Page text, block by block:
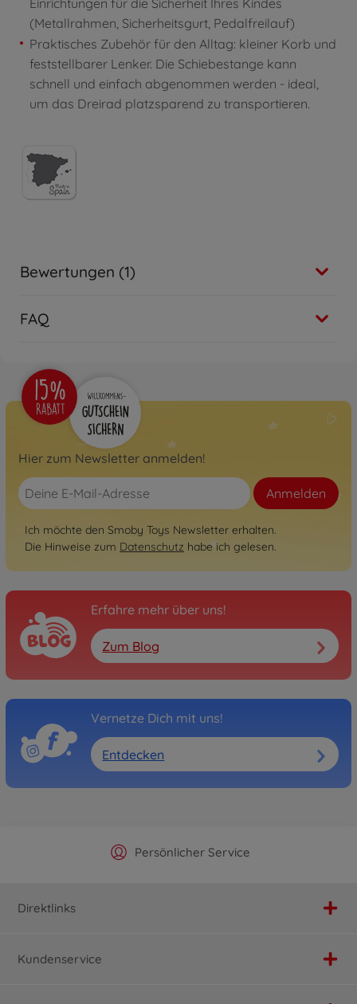
(Metallrahmen, Sicherheitsgurt, Pedalfreilauf)
Praktisches Zubehör für den Alltag: kleiner Korb und
feststellbarer Lenker. Die Schiebestange kann
schnell und einfach abgenommen werden - ideal,
um das Dreirad platzsparend zu transportieren.
Bewertungen (1)
FAQ
Hier zum Newsletter anmelden!
Anmelden
Ich möchte den Smoby Toys Newsletter erhalten.
Die Hinweise zum Datenschutz habe ich gelesen.
Erfahre mehr über uns!
Zum Blog
Vernetze Dich mit uns!
Entdecken
Offizieller Hersteller Shop
Persönlicher Service
Versandkostenfrei ab 25€
Schnelle Lieferung
Direktlinks
Kundenservice